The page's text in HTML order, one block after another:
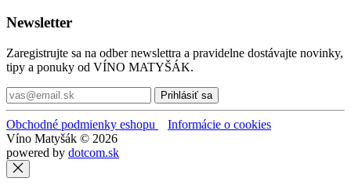
Newsletter
Zaregistrujte sa na odber newslettra a pravidelne dostávajte novinky,
tipy a ponuky od VÍNO MATYŠÁK.
Prihlásiť sa
Obchodné podmienky eshopu
Informácie o cookies
Víno Matyšák © 2026
powered by dotcom.sk